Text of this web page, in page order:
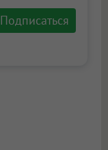
Подписаться